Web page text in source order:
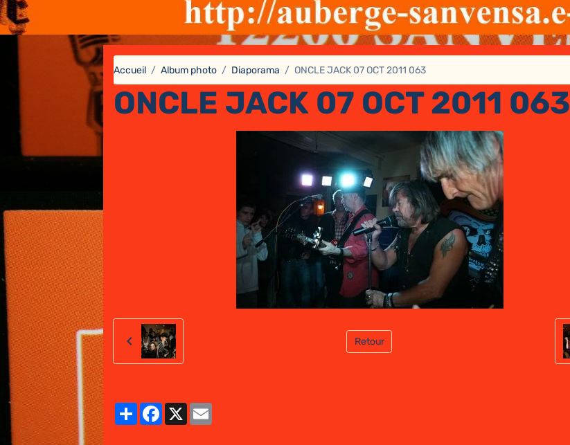
Accueil Album photo Diaporama ONCLE JACK 07 OCT 2011 063
ONCLE JACK 07 OCT 2011 063
Retour
PartagerFacebook
X